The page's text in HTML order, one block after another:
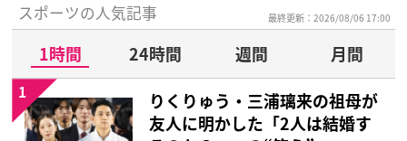
スポーツの人気記事 最終更新：2026/08/06 17:00
1時間 24時間 週間
月間
りくりゅう・三浦璃来の祖母が
友人に明かした「2人は結婚す
1